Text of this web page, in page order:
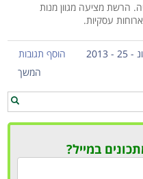
הרשת מציעה מגוון מנות
עסקיות.
2013
הוסף תגובות
המשך
במייל?